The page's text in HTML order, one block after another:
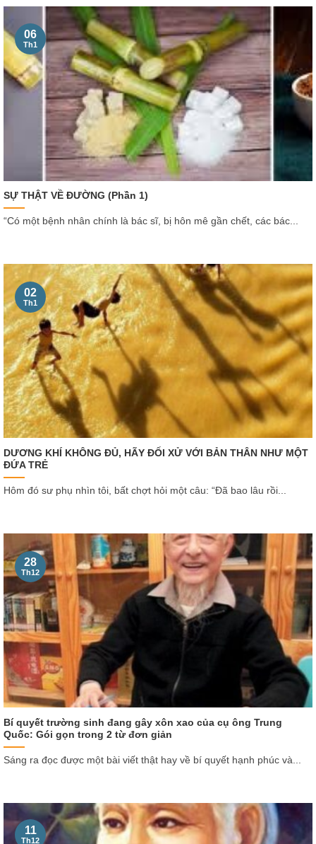
SỰ THẬT VỀ ĐƯỜNG (Phần 1)
“Có một bệnh nhân chính là bác sĩ, bị hôn mê gần chết, các bác...
06
Th1
DƯƠNG KHÍ KHÔNG ĐỦ, HÃY ĐỐI XỬ VỚI BẢN THÂN NHƯ MỘT
ĐỨA TRẺ
Hôm đó sư phụ nhìn tôi, bất chợt hỏi một câu: “Đã bao lâu rồi...
02
Th1
Bí quyết trường sinh đang gây xôn xao của cụ ông Trung
Quốc: Gói gọn trong 2 từ đơn giản
Sáng ra đọc được một bài viết thật hay về bí quyết hạnh phúc và...
28
Th12
11
Th12